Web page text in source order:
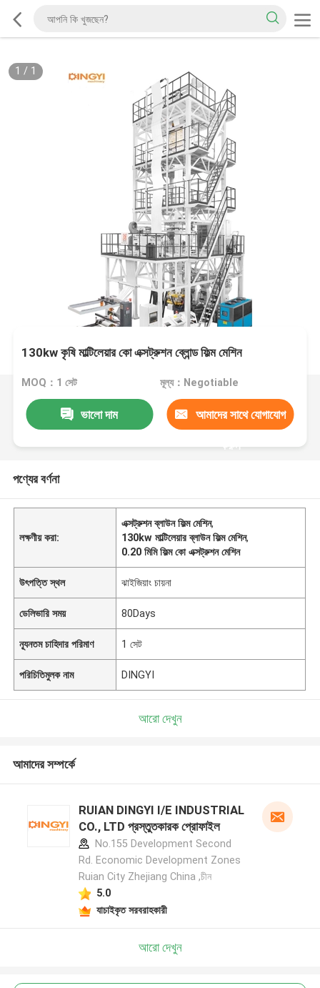
1 / 1
130kw কৃষি মাল্টিলেয়ার কো এক্সট্রুশন ব্লোন্ড ফিল্ম মেশিন
MOQ：1 সেট মূল্য：Negotiable
ভালো দাম আমাদের সাথে যোগাযোগ
করুন
পণ্যের বর্ণনা
লক্ষণীয় করা:
এক্সট্রুশন ব্লাউন ফিল্ম মেশিন,
130kw মাল্টিলেয়ার ব্লাউন ফিল্ম মেশিন,
0.20 মিমি ফিল্ম কো এক্সট্রুশন মেশিন
উৎপত্তি স্থল ঝাইজিয়াং চায়না
ডেলিভারি সময় 80Days
ন্যূনতম চাহিদার পরিমাণ 1 সেট
পরিচিতিমুলক নাম DINGYI
আরো দেখুন
আমাদের সম্পর্কে
RUIAN DINGYI I/E INDUSTRIAL
CO., LTD প্রস্তুতকারক প্রোফাইল
No.155 Development Second
Rd. Economic Development Zones
Ruian City Zhejiang China ,চীন
5.0
যাচাইকৃত সরবরাহকারী
আরো দেখুন